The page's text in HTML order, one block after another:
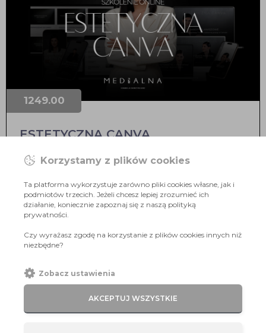
ESTETYCZNA CANVA
Kategorie:
1249.00
ZAMÓW
Korzystamy z plików cookies
Ta platforma wykorzystuje zarówno pliki cookies własne, jak i
podmiotów trzecich. Jeżeli chcesz lepiej zrozumieć ich
działanie, koniecznie zapoznaj się z naszą polityką
prywatności.
Czy wyrażasz zgodę na korzystanie z plików cookies innych niż
niezbędne?
Zobacz ustawienia
AKCEPTUJ WSZYSTKIE